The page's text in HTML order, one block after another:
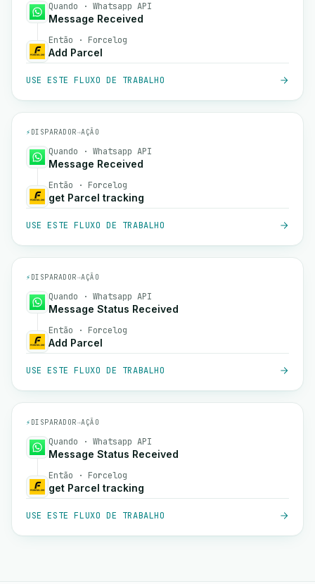
Quando · Whatsapp API
Message Received
Então · Forcelog
Add Parcel
USE ESTE FLUXO DE TRABALHO
⚡ DISPARADOR→AÇÃO
Quando · Whatsapp API
Message Received
Então · Forcelog
get Parcel tracking
USE ESTE FLUXO DE TRABALHO
⚡ DISPARADOR→AÇÃO
Quando · Whatsapp API
Message Status Received
Então · Forcelog
Add Parcel
USE ESTE FLUXO DE TRABALHO
⚡ DISPARADOR→AÇÃO
Quando · Whatsapp API
Message Status Received
Então · Forcelog
get Parcel tracking
USE ESTE FLUXO DE TRABALHO